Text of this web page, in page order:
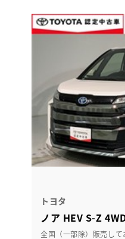
トヨタ
ノア HEV S-Z
全国（一部除）販売し